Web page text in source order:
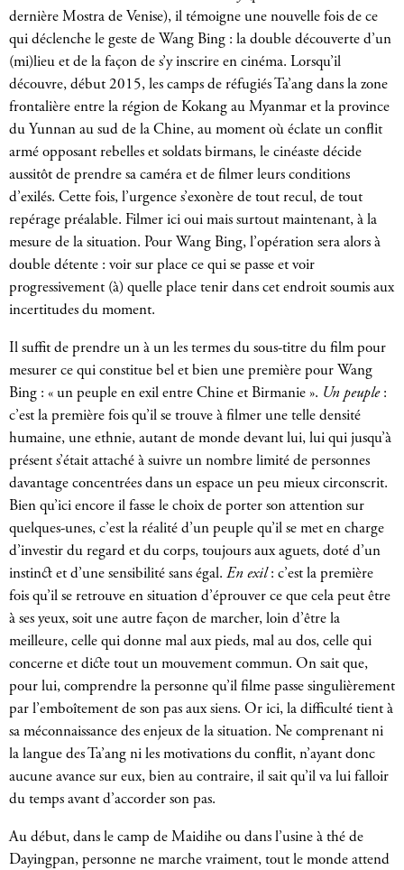
dernière Mostra de Venise), il témoigne une nouvelle fois de ce
qui déclenche le geste de Wang Bing : la double découverte d’un
(mi)lieu et de la façon de s’y inscrire en cinéma. Lorsqu’il
découvre, début 2015, les camps de réfugiés Ta’ang dans la zone
frontalière entre la région de Kokang au Myanmar et la province
du Yunnan au sud de la Chine, au moment où éclate un conflit
armé opposant rebelles et soldats birmans, le cinéaste décide
aussitôt de prendre sa caméra et de filmer leurs conditions
d’exilés. Cette fois, l’urgence s’exonère de tout recul, de tout
repérage préalable. Filmer ici oui mais surtout maintenant, à la
mesure de la situation. Pour Wang Bing, l’opération sera alors à
double détente : voir sur place ce qui se passe et voir
progressivement (à) quelle place tenir dans cet endroit soumis aux
incertitudes du moment.
Il suffit de prendre un à un les termes du sous-titre du film pour
mesurer ce qui constitue bel et bien une première pour Wang
Bing : « un peuple en exil entre Chine et Birmanie ». Un peuple:
c’est la première fois qu’il se trouve à filmer une telle densité
humaine, une ethnie, autant de monde devant lui, lui qui jusqu’à
présent s’était attaché à suivre un nombre limité de personnes
davantage concentrées dans un espace un peu mieux circonscrit.
Bien qu’ici encore il fasse le choix de porter son attention sur
quelques-unes, c’est la réalité d’un peuple qu’il se met en charge
d’investir du regard et du corps, toujours aux aguets, doté d’un
instinct et d’une sensibilité sans égal. En exil : c’est la première
fois qu’il se retrouve en situation d’éprouver ce que cela peut être
à ses yeux, soit une autre façon de marcher, loin d’être la
meilleure, celle qui donne mal aux pieds, mal au dos, celle qui
concerne et dicte tout un mouvement commun. On sait que,
pour lui, comprendre la personne qu’il filme passe singulièrement
par l’emboîtement de son pas aux siens. Or ici, la difficulté tient à
sa méconnaissance des enjeux de la situation. Ne comprenant ni
la langue des Ta’ang ni les motivations du conflit, n’ayant donc
aucune avance sur eux, bien au contraire, il sait qu’il va lui falloir
du temps avant d’accorder son pas.
Au début, dans le camp de Maidihe ou dans l’usine à thé de
Dayingpan, personne ne marche vraiment, tout le monde attend